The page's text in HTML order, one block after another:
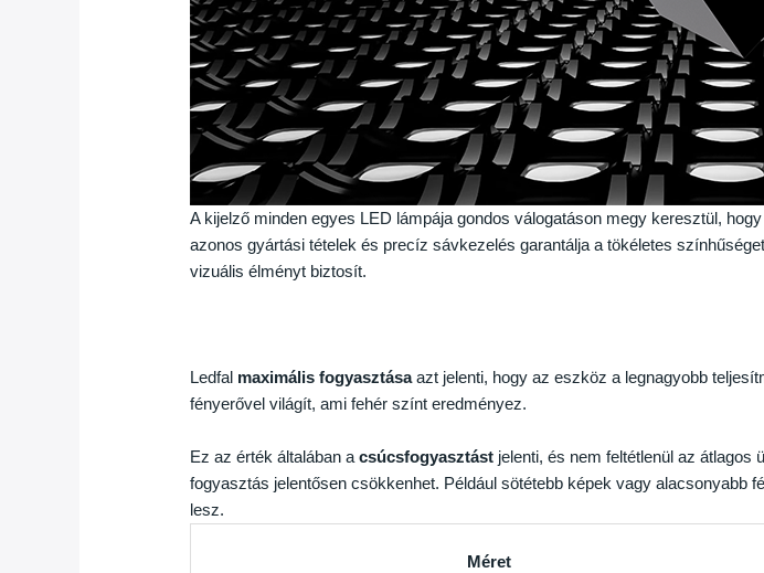
A kijelző minden egyes LED lámpája gondos válogatáson megy keresztül,
azonos gyártási tételek és precíz sávkezelés garantálja a tökéletes
vizuális élményt biztosít.
Ledfal maximális fogyasztásaazt jelenti, hogy az eszköz a legnagyobb
fényerővel világít, ami fehér színt eredményez.
Ez az érték általában acsúcsfogyasztást jelenti, és nem feltétlenül az átlagos
fogyasztás jelentősen csökkenhet. Például sötétebb képek vagy alacsonyabb
lesz.
Méret